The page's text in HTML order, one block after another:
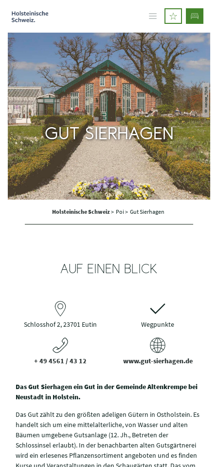
© Heinze_TZHS
GUT SIERHAGEN
Holsteinische Schweiz> Poi > Gut Sierhagen
AUF EINEN BLICK
Schlosshof 2, 23701 Eutin Wegpunkte
+ 49 4561 / 43 12 www.gut-sierhagen.de
Das Gut Sierhagen ein Gut in der Gemeinde Altenkrempe bei
Neustadt in Holstein.
Das Gut zählt zu den größten adeligen Gütern in Ostholstein. Es
handelt sich um eine mittelalterliche, von Wasser und alten
Bäumen umgebene Gutsanlage (12. Jh., Betreten der
Schlossinsel erlaubt). In der benachbarten alten Gutsgärtnerei
wird ein erlesenes Pflanzensortiment angeboten und es finden